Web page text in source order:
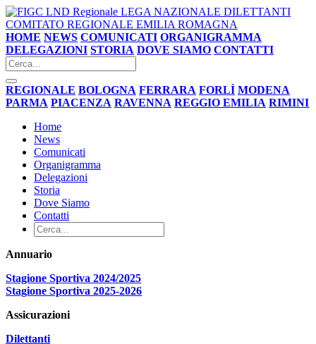
LEGA NAZIONALE DILETTANTI
COMITATO REGIONALE EMILIA ROMAGNA
HOME NEWS COMUNICATI ORGANIGRAMMA
DELEGAZIONI STORIA DOVE SIAMO CONTATTI
REGIONALE BOLOGNA FERRARA FORLÌ MODENA
PARMA PIACENZA RAVENNA REGGIO EMILIA RIMINI
Home
News
Comunicati
Organigramma
Delegazioni
Storia
Dove Siamo
Contatti
Annuario
Stagione Sportiva 2024/2025
Stagione Sportiva 2025-2026
Assicurazioni
Dilettanti